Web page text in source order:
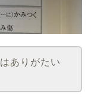
ありがたい